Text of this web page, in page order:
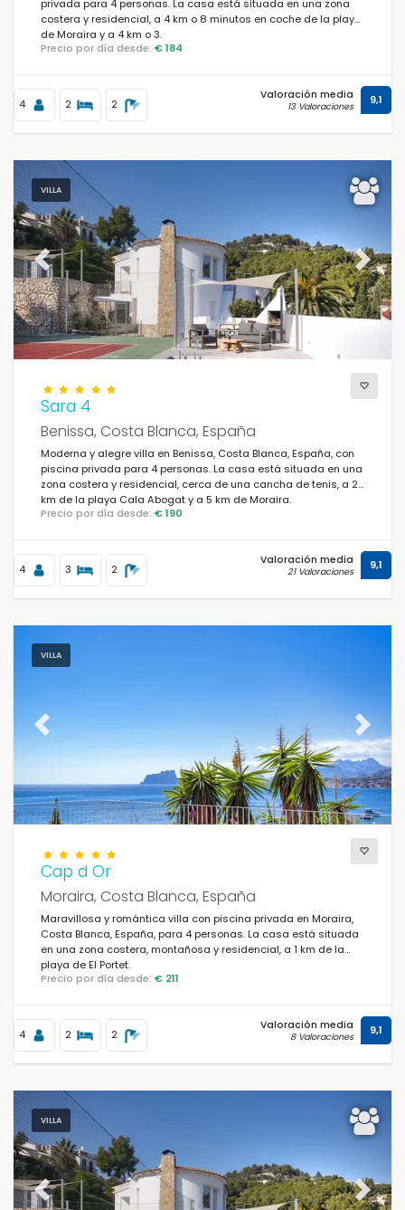
privada para 4 personas. La casa está situada en una zona
costera y residencial, a 4 km o 8 minutos en coche de la playa
de Moraira y a 4 km o 3.
Precio por día desde: € 184
4 2 2
Valoración media
13 Valoraciones 9,1
VILLA
Previous Next
Sara 4
Benissa, Costa Blanca, España
Moderna y alegre villa en Benissa, Costa Blanca, España, con
piscina privada para 4 personas. La casa está situada en una
zona costera y residencial, cerca de una cancha de tenis, a 2
km de la playa Cala Abogat y a 5 km de Moraira.
Precio por día desde: € 190
4 3 2
Valoración media
21 Valoraciones 9,1
VILLA
Previous Next
Cap d Or
Moraira, Costa Blanca, España
Maravillosa y romántica villa con piscina privada en Moraira,
Costa Blanca, España, para 4 personas. La casa está situada
en una zona costera, montañosa y residencial, a 1 km de la
playa de El Portet.
Precio por día desde: € 211
4 2 2
Valoración media
8 Valoraciones 9,1
VILLA
Previous Next